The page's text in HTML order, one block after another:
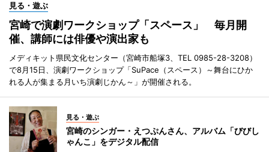
見る・遊ぶ
宮崎で演劇ワークショップ「スペース」 毎月開
催、講師には俳優や演出家も
メディキット県民文化センター（宮崎市船塚3、TEL 0985-28-3208）
で8月15日、演劇ワークショップ「SuPace（スペース）～舞台にひか
れる人が集まる月いち演劇じかん～」が開催される。
見る・遊ぶ
宮崎のシンガー・えつぷんさん、アルバム「びびし
ゃんこ」をデジタル配信